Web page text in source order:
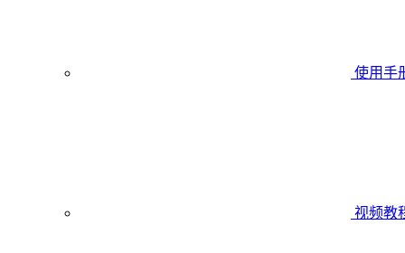
使用手
视频教